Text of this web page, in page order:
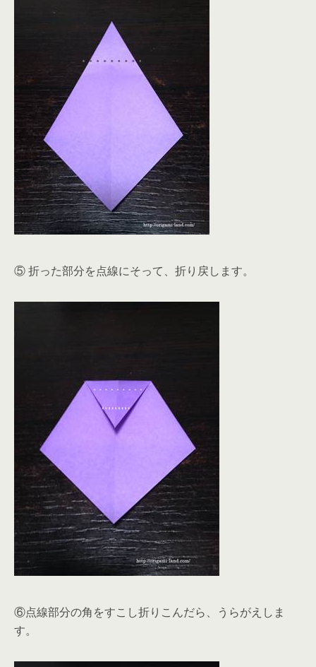
⑤ 折った部分を点線にそって、折り戻します。
⑥点線部分の角をすこし折りこんだら、うらがえしま
す。